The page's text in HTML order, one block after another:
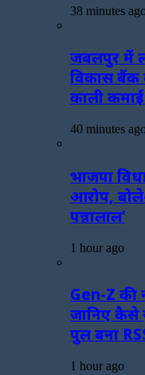
38 minutes
जबलपुर में
विकास बैंक
काली
40 minutes
भाजपा
आरोप,
पन्नालाल’
1 hour ago
Gen-Z की
जानिए कैसे
पुल बना
1 hour ago